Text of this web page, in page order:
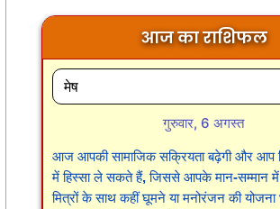
आज का राशिफल
गुरुवार, 6 अगस्त
आज आपकी सामाजिक सक्रियता बढ़ेगी और आप
में हिस्सा ले सकते हैं, जिससे आपके मान-सम्मान में
मित्रों के साथ कहीं घूमने या मनोरंजन की